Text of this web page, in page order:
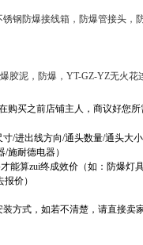
钢防爆接线箱，防爆管接头，
胶泥，防爆，YT-GZ-YZ无火花
买之前店铺主人，商议好您所
/进出线方向/通头数量/通头大
施耐德电器）
能算zui终成效价（如：防爆灯
价）
方式，如若不清楚，请直接卖